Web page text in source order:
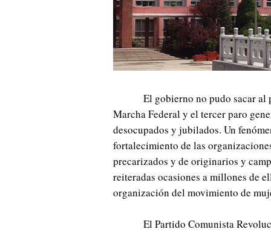
El gobierno no pudo sacar al
Marcha Federal y el tercer paro
desocupados y jubilados. Un
fortalecimiento de las
precarizados y de originarios y
reiteradas ocasiones a millones de
organización del movimiento de
El Partido Comunista